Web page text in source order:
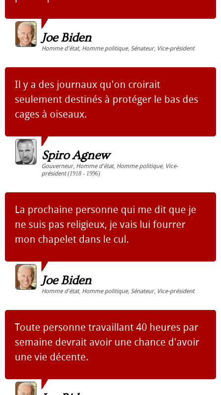
Joe Biden
Homme d'état, Homme politique, Sénateur, Vice-président
Il y a des journaux qu'on croirait
seulement destinés à protéger le bas des
cages à oiseaux.
Spiro Agnew
Gouverneur, Homme d'état, Homme politique, Vice-
président(1918 - 1996)
La prochaine personne qui me dit que je
ne suis pas religieux, je vais lui fourrer
mon chapelet dans le cul.
Joe Biden
Homme d'état, Homme politique, Sénateur, Vice-président
Toute personne travaillant 40 heures par
semaine devrait avoir une chance d'avoir
une vie décente.